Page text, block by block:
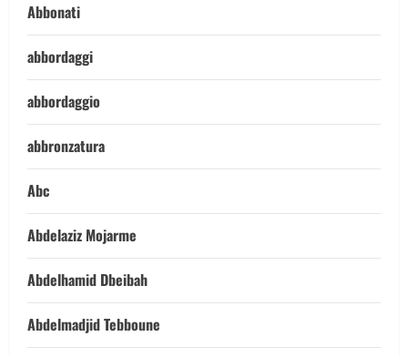
Abbonati
abbordaggi
abbordaggio
abbronzatura
Abc
Abdelaziz Mojarme
Abdelhamid Dbeibah
Abdelmadjid Tebboune